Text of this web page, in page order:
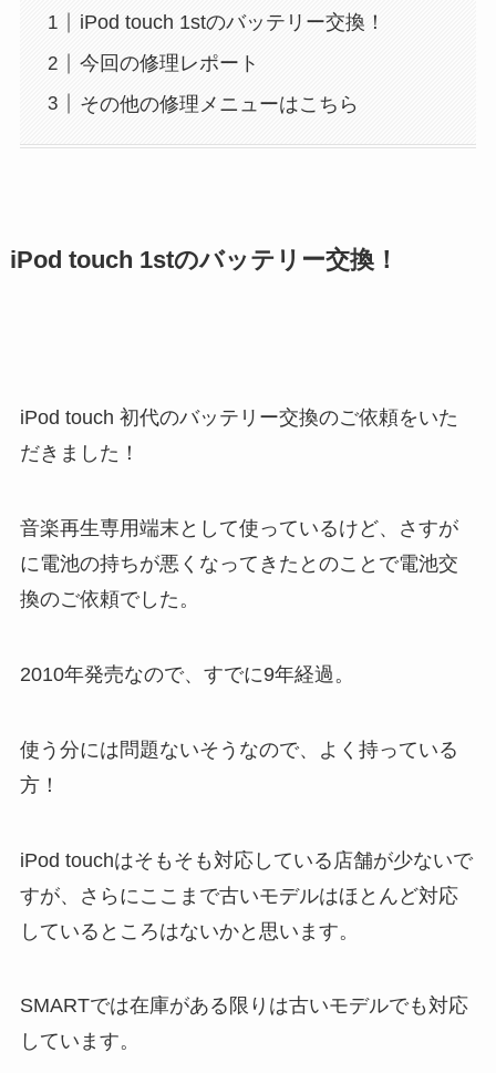
iPod touch 1stのバッテリー交換！
今回の修理レポート
その他の修理メニューはこちら
iPod touch 1stのバッテリー交換！
iPod touch 初代のバッテリー交換のご依頼をいた
だきました！
音楽再生専用端末として使っているけど、さすが
に電池の持ちが悪くなってきたとのことで電池交
換のご依頼でした。
2010年発売なので、すでに9年経過。
使う分には問題ないそうなので、よく持っている
方！
iPod touchはそもそも対応している店舗が少ないで
すが、さらにここまで古いモデルはほとんど対応
しているところはないかと思います。
SMARTでは在庫がある限りは古いモデルでも対応
しています。